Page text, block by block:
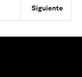
Siguiente